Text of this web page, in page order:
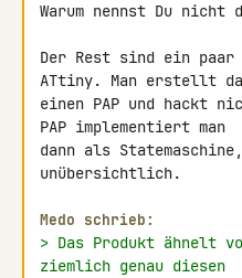
Warum nennst Du nicht
Der Rest sind ein paar
ATtiny. Man erstellt
einen PAP und hackt
PAP implementiert man
dann als
unübersichtlich.
Medo schrieb:
> Das Produkt ähnelt
ziemlich genau diesen